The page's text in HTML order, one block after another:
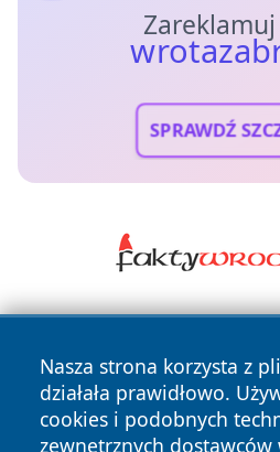
Zareklamuj
SPRAWDŹ
Nasza strona korzysta z
działała prawidłowo.
cookies i podobnych
zewnętrznych dostawców